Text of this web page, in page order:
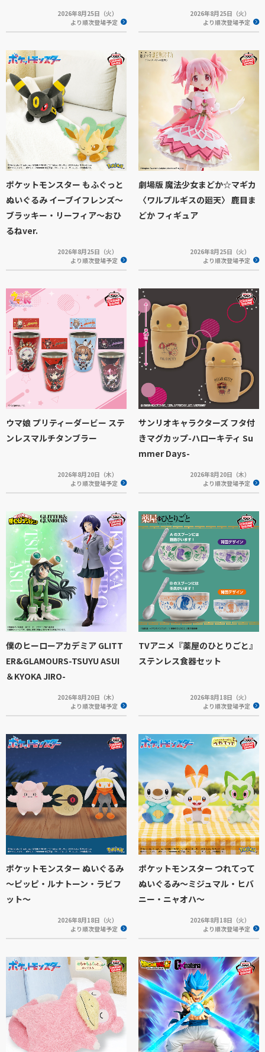
2026年8月25日（火）
より順次登場予定
2026年8月25日（火）
より順次登場予定
ポケットモンスター もふぐっと
ぬいぐるみ イーブイフレンズ～
ブラッキー・リーフィア～おひ
るねver.
2026年8月25日（火）
より順次登場予定
劇場版 魔法少女まどか☆マギカ
〈ワルプルギスの廻天〉 鹿目ま
どか フィギュア
2026年8月25日（火）
より順次登場予定
ウマ娘 プリティーダービー ステ
ンレスマルチタンブラー
2026年8月20日（木）
より順次登場予定
サンリオキャラクターズ フタ付
きマグカップ-ハローキティ Su
mmer Days-
2026年8月20日（木）
より順次登場予定
僕のヒーローアカデミア GLITT
ER&GLAMOURS-TSUYU ASUI
＆KYOKA JIRO-
2026年8月20日（木）
より順次登場予定
TVアニメ『薬屋のひとりごと』
ステンレス食器セット
2026年8月18日（火）
より順次登場予定
ポケットモンスター ぬいぐるみ
～ピッピ・ルナトーン・ラビフ
ット～
2026年8月18日（火）
より順次登場予定
ポケットモンスター つれてって
ぬいぐるみ～ミジュマル・ヒバ
ニー・ニャオハ～
2026年8月18日（火）
より順次登場予定